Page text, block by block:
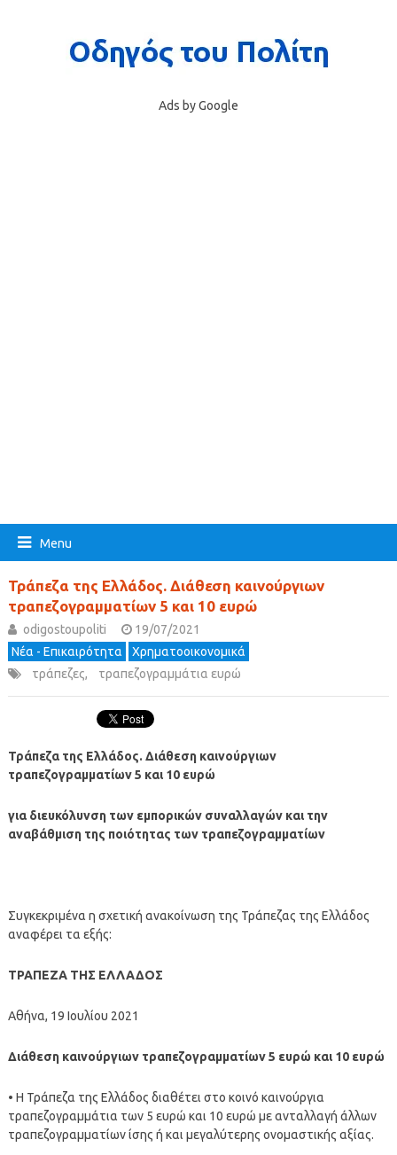
Ads by Google
Menu
Τράπεζα της Ελλάδος. Διάθεση καινούργιων
τραπεζογραμματίων 5 και 10 ευρώ
odigostoupoliti
19/07/2021
Νέα - Επικαιρότητα
Χρηματοοικονομικά
τράπεζες, τραπεζογραμμάτια ευρώ
Τράπεζα της Ελλάδος. Διάθεση καινούργιων
τραπεζογραμματίων 5 και 10 ευρώ
για διευκόλυνση των εμπορικών συναλλαγών και την
αναβάθμιση της ποιότητας των τραπεζογραμματίων
Συγκεκριμένα η σχετική ανακοίνωση της Τράπεζας της Ελλάδος
αναφέρει τα εξής:
ΤΡΑΠΕΖΑ ΤΗΣ ΕΛΛΑΔΟΣ
Αθήνα, 19 Ιουλίου 2021
Διάθεση καινούργιων τραπεζογραμματίων 5 ευρώ και 10 ευρώ
• Η Τράπεζα της Ελλάδος διαθέτει στο κοινό καινούργια
τραπεζογραμμάτια των 5 ευρώ και 10 ευρώ με ανταλλαγή άλλων
τραπεζογραμματίων ίσης ή και μεγαλύτερης ονομαστικής αξίας.